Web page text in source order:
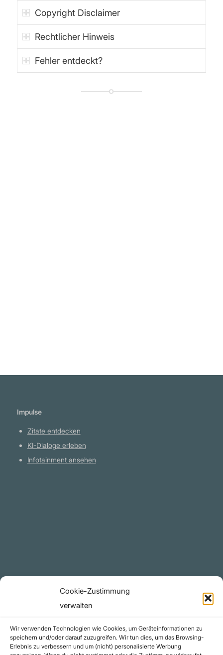
Cookie-Zustimmung
verwalten
Wir verwenden Technologien wie Cookies, um Geräteinformationen zu
speichern und/oder darauf zuzugreifen. Wir tun dies, um das Browsing-
Erlebnis zu verbessern und um (nicht) personalisierte Werbung
Copyright Disclaimer
Rechtlicher Hinweis
Fehler entdeckt?
Impulse
Zitate entdecken
KI-Dialoge erleben
Infotainment ansehen
Datenschutzerklärung
Cookie-Richtlinie (EU)
Impressum